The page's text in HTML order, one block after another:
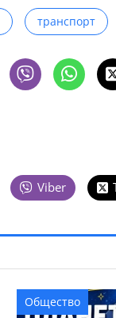
транспорт
Viber
Общество